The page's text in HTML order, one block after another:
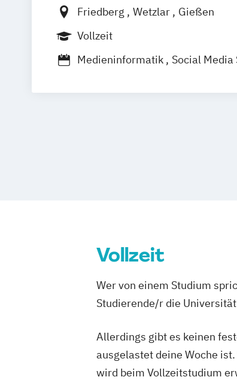
Friedberg Wetzlar
Gießen
Vollzeit
Medieninformatik
Social Media
Vollzeit
Wer von einem Studium
Studierende/r die
Allerdings gibt es keinen
ausgelastet deine Woche
wird beim Vollzeitstudium